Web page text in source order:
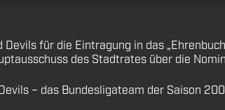
für die Eintragung in das
des Stadtrates über die
– das Bundesligateam der Saison